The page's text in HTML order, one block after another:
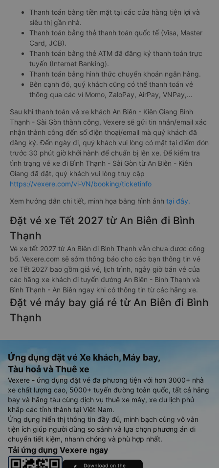
Thanh toán bằng tiền mặt tại các cửa hàng tiện lợi và
siêu thị gần nhà.
Thanh toán bằng thẻ thanh toán quốc tế (Visa, Master
Card, JCB).
Thanh toán bằng thẻ ATM đã đăng ký thanh toán trực
tuyến (Internet Banking).
Thanh toán bằng hình thức chuyển khoản ngân hàng.
Bên cạnh đó, quý khách cũng có thể thanh toán vé
thông qua các ví Momo, ZaloPay, AirPay, VNPay,…
Sau khi thanh toán vé xe khách An Biên - Kiên Giang Bình
Thạnh - Sài Gòn thành công, Vexere sẽ gửi tin nhắn/email xác
nhận thành công đến số điện thoại/email mà quý khách đã
đăng ký. Đến ngày đi, quý khách vui lòng có mặt tại điểm đón
trước 30 phút giờ khởi hành để chuẩn bị lên xe. Để kiểm tra
tình trạng vé xe đi Bình Thạnh - Sài Gòn từ An Biên - Kiên
Giang đã đặt, quý khách vui lòng truy cập
https://vexere.com/vi-VN/booking/ticketinfo
Xem hướng dẫn chi tiết, minh họa bằng hình ảnh tại đây.
Đặt vé xe Tết 2027 từ An Biên đi Bình
Thạnh
Vé xe tết 2027 từ An Biên đi Bình Thạnh vẫn chưa được công
bố. Vexere.com sẽ sớm thông báo cho các bạn thông tin vé
xe Tết 2027 bao gồm giá vé, lịch trình, ngày giờ bán vé của
các hãng xe khách đi tuyến đường An Biên - Bình Thạnh và
Bình Thạnh - An Biên ngay khi có thông tin từ các hãng xe.
Đặt vé máy bay giá rẻ từ An Biên đi Bình
Thạnh
Ứng dụng đặt vé Xe khách, Máy bay,
Tàu hoả và Thuê xe
Vexere - ứng dụng đặt vé đa phương tiện với hơn 3000+ nhà
xe chất lượng cao, 5000+ tuyến đường toàn quốc, tất cả hãng
bay và hãng tàu cùng dịch vụ thuê xe máy, xe du lịch phủ
khắp các tỉnh thành tại Việt Nam.
Ứng dụng hiển thị thông tin đầy đủ, minh bạch cùng vô vàn
tiện ích giúp người dùng so sánh và lựa chọn phương án di
chuyển tiết kiệm, nhanh chóng và phù hợp nhất.
Tải ứng dụng Vexere ngay